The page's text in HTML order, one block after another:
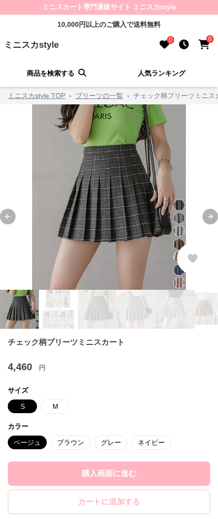
ミニスカート専門通販サイト ミニスカstyle
10,000円以上のご購入で送料無料
ミニスカstyle 0 0
商品を検索する 人気ランキング
ミニスカstyle TOP › プリーツの一覧 › チェック柄プリーツミニス
Previous slide
チェック柄プリーツミニスカート
4,460 円
サイズ
S M
カラー
ベージュ ブラウン グレー ネイビー
購入画面に進む
カートに追加する